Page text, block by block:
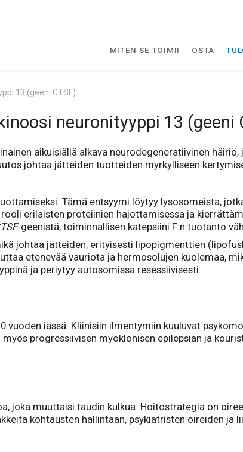
MITEN SE TOIMII OSTA
13 (geeni CTSF)
neuronityyppi 13 (geeni
aikuisiällä alkava neurodegeneratiivinen
johtaa jätteiden tuotteiden myrkylliseen
Tämä entsyymi löytyy lysosomeista,
erilaisten proteiinien hajottamisessa ja
-geenistä, toiminnallisen katepsiini F:n tuotanto
johtaa jätteiden, erityisesti lipopigmenttien
etenevää vauriota ja hermosolujen kuolemaa,
ja periytyy autosomissa resessiivisesti.
vuoden iässä. Kliinisiin ilmentymiin kuuluvat
progressiivisen myoklonisen epilepsian ja
joka muuttaisi taudin kulkua. Hoitostrategia on
kohtausten hallintaan, psykiatristen oireiden ja